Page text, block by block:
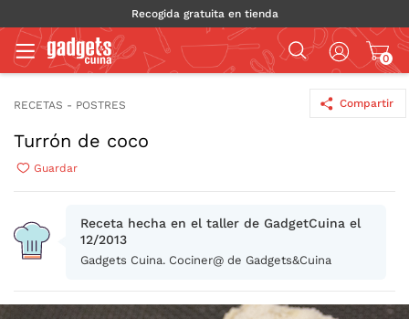
Recogida gratuita en tienda
0
Compartir
RECETAS - POSTRES
Turrón de coco
Guardar
Receta hecha en el taller de GadgetCuina el
12/2013
Gadgets Cuina. Cociner@ de Gadgets&Cuina